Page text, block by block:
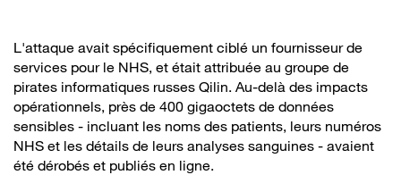
L'attaque avait spécifiquement ciblé un fournisseur de
services pour le NHS, et était attribuée au groupe de
pirates informatiques russes Qilin. Au-delà des impacts
opérationnels, près de 400 gigaoctets de données
sensibles - incluant les noms des patients, leurs numéros
NHS et les détails de leurs analyses sanguines - avaient
été dérobés et publiés en ligne.